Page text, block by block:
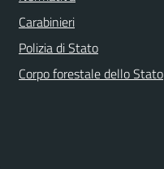
Carabinieri
Polizia di Stato
Corpo forestale dello Stato